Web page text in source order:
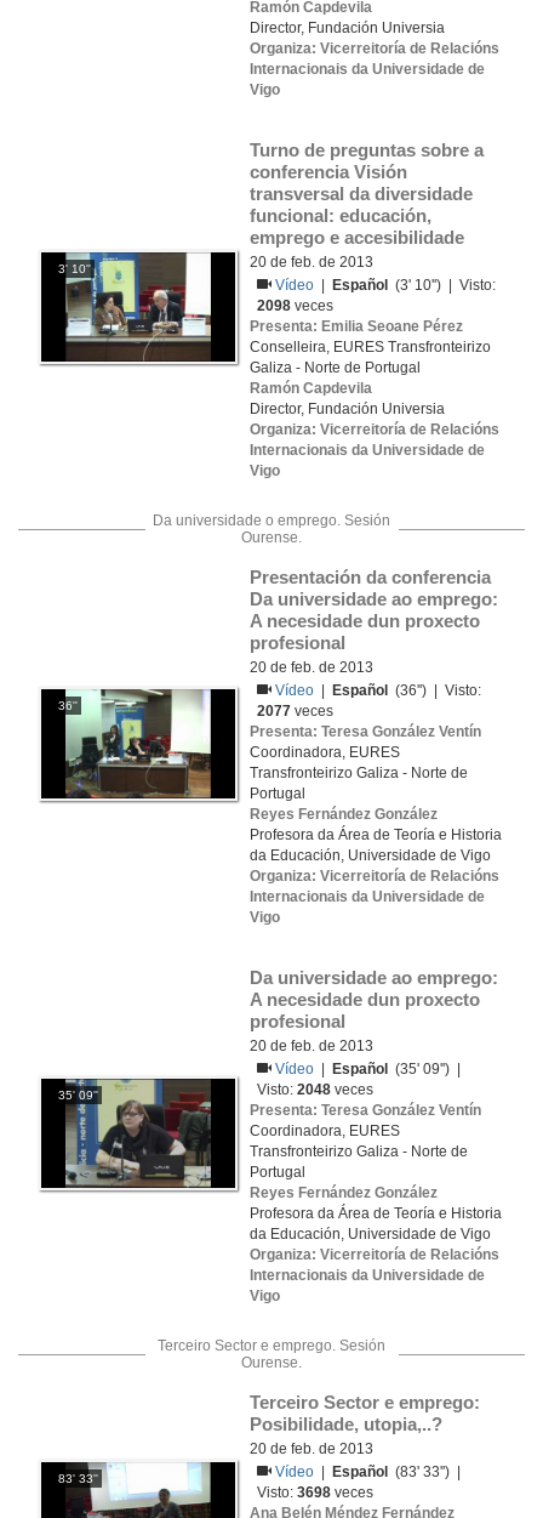
Ramón Capdevila
Director, Fundación Universia
Organiza: Vicerreitoría de Relacións
Internacionais da Universidade de
Vigo
3' 10''
Turno de preguntas sobre a
conferencia Visión
transversal da diversidade
funcional: educación,
emprego e accesibilidade
20 de feb. de 2013
Vídeo
Español
(3' 10'') | Visto:
2098 veces
Presenta: Emilia Seoane Pérez
Conselleira, EURES Transfronteirizo
Galiza - Norte de Portugal
Ramón Capdevila
Director, Fundación Universia
Organiza: Vicerreitoría de Relacións
Internacionais da Universidade de
Vigo
Da universidade o emprego. Sesión
Ourense.
36''
Presentación da conferencia
Da universidade ao emprego:
A necesidade dun proxecto
profesional
20 de feb. de 2013
Vídeo
Español
(36'') | Visto:
2077 veces
Presenta: Teresa González Ventín
Coordinadora, EURES
Transfronteirizo Galiza - Norte de
Portugal
Reyes Fernández González
Profesora da Área de Teoría e Historia
da Educación, Universidade de Vigo
Organiza: Vicerreitoría de Relacións
Internacionais da Universidade de
Vigo
35' 09''
Da universidade ao emprego:
A necesidade dun proxecto
profesional
20 de feb. de 2013
Vídeo
Español
(35' 09'') |
Visto:2048 veces
Presenta: Teresa González Ventín
Coordinadora, EURES
Transfronteirizo Galiza - Norte de
Portugal
Reyes Fernández González
Profesora da Área de Teoría e Historia
da Educación, Universidade de Vigo
Organiza: Vicerreitoría de Relacións
Internacionais da Universidade de
Vigo
Terceiro Sector e emprego. Sesión
Ourense.
83' 33''
Terceiro Sector e emprego:
Posibilidade, utopia,..?
20 de feb. de 2013
Vídeo
Español
(83' 33'') |
Visto:3698 veces
Ana Belén Méndez Fernández